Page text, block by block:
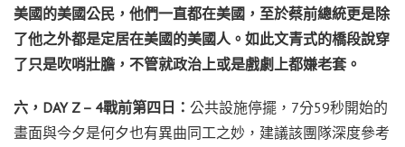
美國的美國公民，他們一直都在美國，至於蔡前總統更是除
了他之外都是定居在美國的美國人。如此文青式的橋段說穿
了只是吹哨壯膽，不管就政治上或是戲劇上都嫌老套。
六，DAY Z – 4戰前第四日： 公共設施停擺，7分59秒開始的
畫面與今夕是何夕也有異曲同工之妙，建議該團隊深度參考